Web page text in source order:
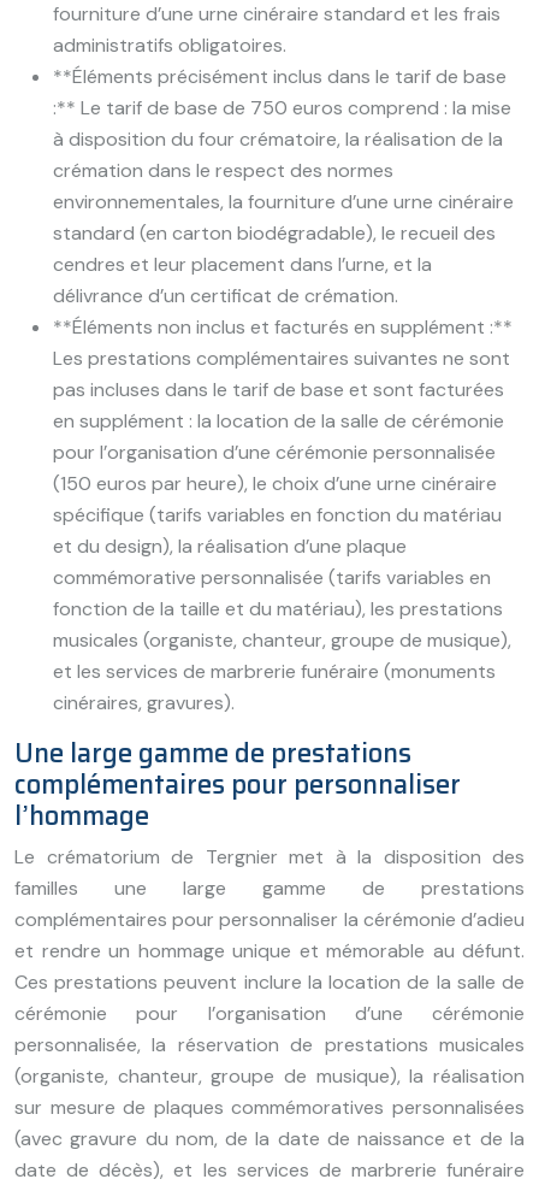
fourniture d’une urne cinéraire standard et les frais
administratifs obligatoires.
**Éléments précisément inclus dans le tarif de base
:** Le tarif de base de 750 euros comprend : la mise
à disposition du four crématoire, la réalisation de la
crémation dans le respect des normes
environnementales, la fourniture d’une urne cinéraire
standard (en carton biodégradable), le recueil des
cendres et leur placement dans l’urne, et la
délivrance d’un certificat de crémation.
**Éléments non inclus et facturés en supplément :**
Les prestations complémentaires suivantes ne sont
pas incluses dans le tarif de base et sont facturées
en supplément : la location de la salle de cérémonie
pour l’organisation d’une cérémonie personnalisée
(150 euros par heure), le choix d’une urne cinéraire
spécifique (tarifs variables en fonction du matériau
et du design), la réalisation d’une plaque
commémorative personnalisée (tarifs variables en
fonction de la taille et du matériau), les prestations
musicales (organiste, chanteur, groupe de musique),
et les services de marbrerie funéraire (monuments
cinéraires, gravures).
Une large gamme de prestations
complémentaires pour personnaliser
l’hommage
Le crématorium de Tergnier met à la disposition des
familles une large gamme de prestations
complémentaires pour personnaliser la cérémonie d’adieu
et rendre un hommage unique et mémorable au défunt.
Ces prestations peuvent inclure la location de la salle de
cérémonie pour l’organisation d’une cérémonie
personnalisée, la réservation de prestations musicales
(organiste, chanteur, groupe de musique), la réalisation
sur mesure de plaques commémoratives personnalisées
(avec gravure du nom, de la date de naissance et de la
date de décès), et les services de marbrerie funéraire